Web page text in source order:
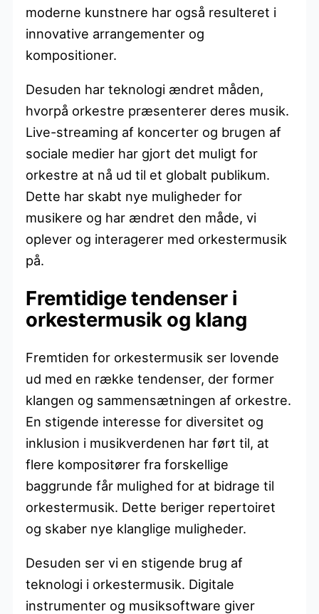
moderne kunstnere har også resulteret i
innovative arrangementer og
kompositioner.
Desuden har teknologi ændret måden,
hvorpå orkestre præsenterer deres musik.
Live-streaming af koncerter og brugen af
sociale medier har gjort det muligt for
orkestre at nå ud til et globalt publikum.
Dette har skabt nye muligheder for
musikere og har ændret den måde, vi
oplever og interagerer med orkestermusik
på.
Fremtidige tendenser i
orkestermusik og klang
Fremtiden for orkestermusik ser lovende
ud med en række tendenser, der former
klangen og sammensætningen af orkestre.
En stigende interesse for diversitet og
inklusion i musikverdenen har ført til, at
flere kompositører fra forskellige
baggrunde får mulighed for at bidrage til
orkestermusik. Dette beriger repertoiret
og skaber nye klanglige muligheder.
Desuden ser vi en stigende brug af
teknologi i orkestermusik. Digitale
instrumenter og musiksoftware giver